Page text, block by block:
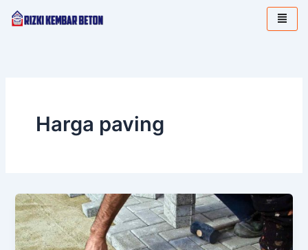
Lewati
Harga paving